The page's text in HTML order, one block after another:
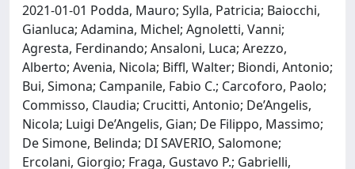
2021-01-01 Podda, Mauro; Sylla, Patricia; Baiocchi,
Gianluca; Adamina, Michel; Agnoletti, Vanni;
Agresta, Ferdinando; Ansaloni, Luca; Arezzo,
Alberto; Avenia, Nicola; Biffl, Walter; Biondi, Antonio;
Bui, Simona; Campanile, Fabio C.; Carcoforo, Paolo;
Commisso, Claudia; Crucitti, Antonio; De’Angelis,
Nicola; Luigi De’Angelis, Gian; De Filippo, Massimo;
De Simone, Belinda; DI SAVERIO, Salomone;
Ercolani, Giorgio; Fraga, Gustavo P.; Gabrielli,